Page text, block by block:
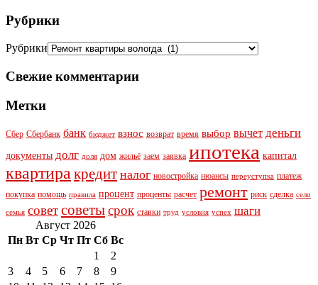
Рубрики
Рубрики
Свежие комментарии
Метки
Сбер Сбербанк банк бюджет взнос возврат время выбор вычет деньги
документы долг доля дом жильё заем заявка ипотека капитал
квартиракредит налог новостройка нюансы переуступка платеж
покупка помощь правила процент проценты расчет ремонт риск сделка село
семья советсоветысрок ставки труд условия успех шаги
Август 2026
Пн Вт Ср Чт Пт Сб Вс
1
2
3
4 5 6 7 8
9